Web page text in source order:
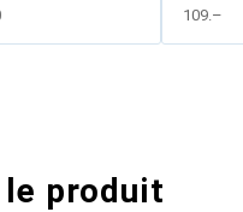
CHF
109.–
produit